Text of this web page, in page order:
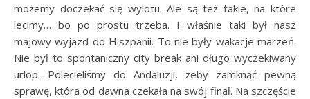
możemy doczekać się wylotu. Ale są też takie, na które
lecimy… bo po prostu trzeba. I właśnie taki był nasz
majowy wyjazd do Hiszpanii. To nie były wakacje marzeń.
Nie był to spontaniczny city break ani długo wyczekiwany
urlop. Polecieliśmy do Andaluzji, żeby zamknąć pewną
sprawę, która od dawna czekała na swój finał. Na szczęście